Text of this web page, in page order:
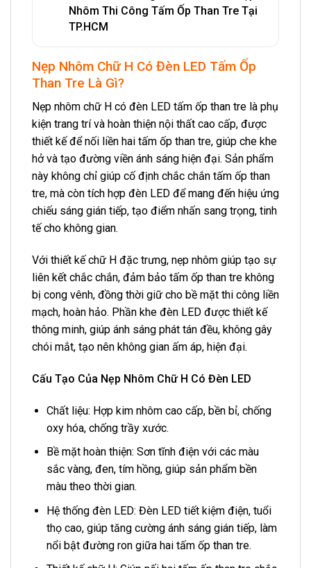
Nhôm Thi Công Tấm Ốp Than Tre Tại
TP.HCM
Nẹp Nhôm Chữ H Có Đèn LED Tấm Ốp
Than Tre Là Gì?
Nẹp nhôm chữ H có đèn LED tấm ốp than tre là phụ
kiện trang trí và hoàn thiện nội thất cao cấp, được
thiết kế để nối liền hai tấm ốp than tre, giúp che khe
hở và tạo đường viền ánh sáng hiện đại. Sản phẩm
này không chỉ giúp cố định chắc chắn tấm ốp than
tre, mà còn tích hợp đèn LED để mang đến hiệu ứng
chiếu sáng gián tiếp, tạo điểm nhấn sang trọng, tinh
tế cho không gian.
Với thiết kế chữ H đặc trưng, nẹp nhôm giúp tạo sự
liên kết chắc chắn, đảm bảo tấm ốp than tre không
bị cong vênh, đồng thời giữ cho bề mặt thi công liền
mạch, hoàn hảo. Phần khe đèn LED được thiết kế
thông minh, giúp ánh sáng phát tán đều, không gây
chói mắt, tạo nên không gian ấm áp, hiện đại.
Cấu Tạo Của Nẹp Nhôm Chữ H Có Đèn LED
Chất liệu: Hợp kim nhôm cao cấp, bền bỉ, chống
oxy hóa, chống trầy xước.
Bề mặt hoàn thiện: Sơn tĩnh điện với các màu
sắc vàng, đen, tím hồng, giúp sản phẩm bền
màu theo thời gian.
Hệ thống đèn LED: Đèn LED tiết kiệm điện, tuổi
thọ cao, giúp tăng cường ánh sáng gián tiếp, làm
nổi bật đường ron giữa hai tấm ốp than tre.